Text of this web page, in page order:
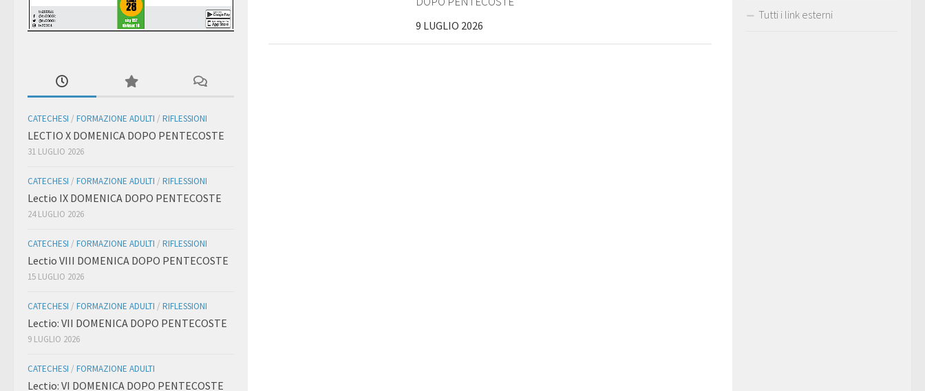
9 LUGLIO 2026
CATECHESI / FORMAZIONE ADULTI / RIFLESSIONI
LECTIO X DOMENICA DOPO PENTECOSTE
31 LUGLIO 2026
CATECHESI / FORMAZIONE ADULTI / RIFLESSIONI
Lectio IX DOMENICA DOPO PENTECOSTE
24 LUGLIO 2026
CATECHESI / FORMAZIONE ADULTI / RIFLESSIONI
Lectio VIII DOMENICA DOPO PENTECOSTE
15 LUGLIO 2026
CATECHESI / FORMAZIONE ADULTI / RIFLESSIONI
Lectio: VII DOMENICA DOPO PENTECOSTE
9 LUGLIO 2026
CATECHESI / FORMAZIONE ADULTI
Lectio: VI DOMENICA DOPO PENTECOSTE
Tutti i link esterni